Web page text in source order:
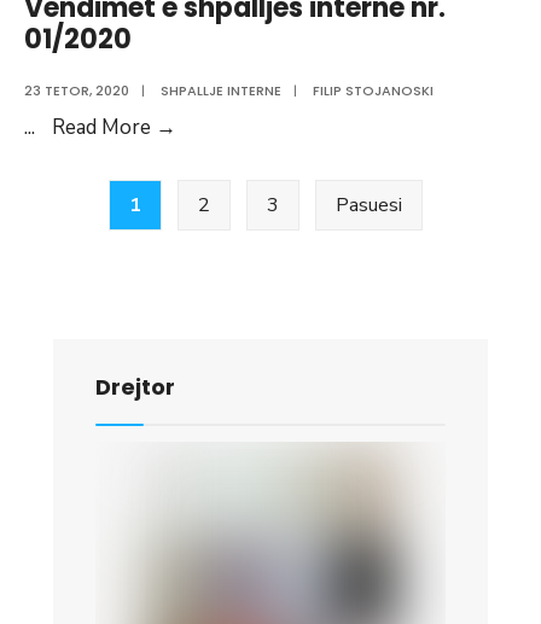
Vendimet e shpalljes interne nr.
01/2020
23 TETOR, 2020 | SHPALLJE INTERNE | FILIP STOJANOSKI
... Read More →
shpalljes
Faqosje
postimesh
1 2 3 Pasuesi
Drejtor